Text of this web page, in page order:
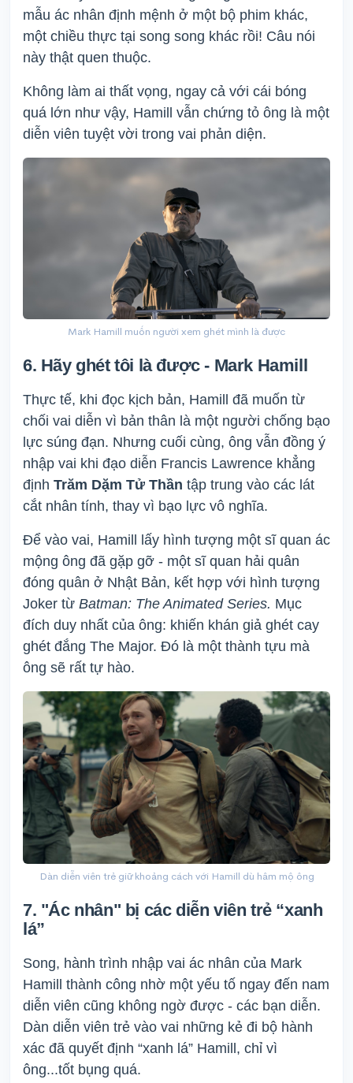
mẫu ác nhân định mệnh ở một bộ phim khác,
một chiều thực tại song song khác rồi! Câu nói
này thật quen thuộc.
Không làm ai thất vọng, ngay cả với cái bóng
quá lớn như vậy, Hamill vẫn chứng tỏ ông là một
diễn viên tuyệt vời trong vai phản diện.
Mark Hamill muốn người xem ghét mình là được
6. Hãy ghét tôi là được - Mark Hamill
Thực tế, khi đọc kịch bản, Hamill đã muốn từ
chối vai diễn vì bản thân là một người chống bạo
lực súng đạn. Nhưng cuối cùng, ông vẫn đồng ý
nhập vai khi đạo diễn Francis Lawrence khẳng
định Trăm Dặm Tử Thần tập trung vào các lát
cắt nhân tính, thay vì bạo lực vô nghĩa.
Để vào vai, Hamill lấy hình tượng một sĩ quan ác
mộng ông đã gặp gỡ - một sĩ quan hải quân
đóng quân ở Nhật Bản, kết hợp với hình tượng
Joker từ Batman: The Animated Series. Mục
đích duy nhất của ông: khiến khán giả ghét cay
ghét đắng The Major. Đó là một thành tựu mà
ông sẽ rất tự hào.
Dàn diễn viên trẻ giữ khoảng cách với Hamill dù hâm mộ ông
7. "Ác nhân" bị các diễn viên trẻ “xanh
lá”
Song, hành trình nhập vai ác nhân của Mark
Hamill thành công nhờ một yếu tố ngay đến nam
diễn viên cũng không ngờ được - các bạn diễn.
Dàn diễn viên trẻ vào vai những kẻ đi bộ hành
xác đã quyết định “xanh lá” Hamill, chỉ vì
ông...tốt bụng quá.